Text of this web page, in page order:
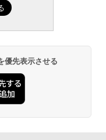
優先表示させる